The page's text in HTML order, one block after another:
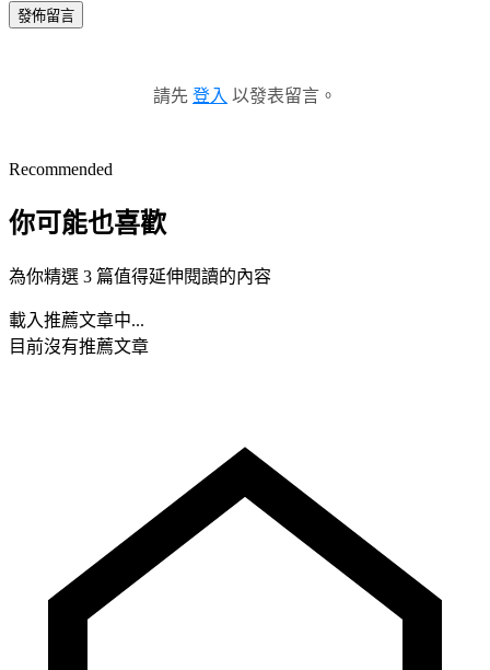
發佈留言
請先 登入 以發表留言。
Recommended
你可能也喜歡
為你精選 3 篇值得延伸閱讀的內容
載入推薦文章中...
目前沒有推薦文章